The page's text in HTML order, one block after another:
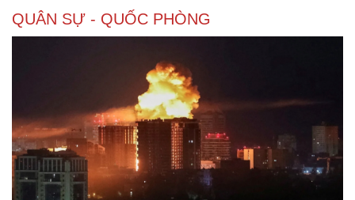
Doanh nghiệp 24h
Doanh nhân
Vì cộng đồng
Công nghệ
Sành điệu
Tin Công nghệ
Trải nghiệm
Chuyển đổi số
QUÂN SỰ - QUỐC PHÒNG